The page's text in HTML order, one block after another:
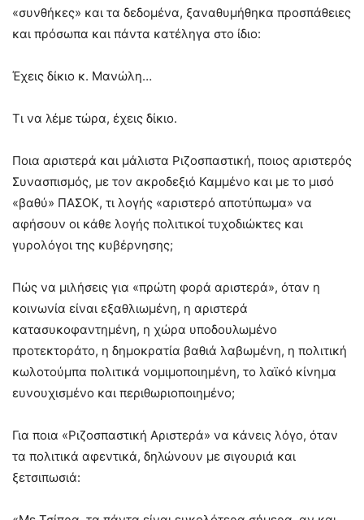
«συνθήκες» και τα δεδομένα, ξαναθυμήθηκα προσπάθειες
και πρόσωπα και πάντα κατέληγα στο ίδιο:
Έχεις δίκιο κ. Μανώλη…
Τι να λέμε τώρα, έχεις δίκιο.
Ποια αριστερά και μάλιστα Ριζοσπαστική, ποιος αριστερός
Συνασπισμός, με τον ακροδεξιό Καμμένο και με το μισό
«βαθύ» ΠΑΣΟΚ, τι λογής «αριστερό αποτύπωμα» να
αφήσουν οι κάθε λογής πολιτικοί τυχοδιώκτες και
γυρολόγοι της κυβέρνησης;
Πώς να μιλήσεις για «πρώτη φορά αριστερά», όταν η
κοινωνία είναι εξαθλιωμένη, η αριστερά
κατασυκοφαντημένη, η χώρα υποδουλωμένο
προτεκτοράτο, η δημοκρατία βαθιά λαβωμένη, η πολιτική
κωλοτούμπα πολιτικά νομιμοποιημένη, το λαϊκό κίνημα
ευνουχισμένο και περιθωριοποιημένο;
Για ποια «Ριζοσπαστική Αριστερά» να κάνεις λόγο, όταν
τα πολιτικά αφεντικά, δηλώνουν με σιγουριά και
ξετσιπωσιά: